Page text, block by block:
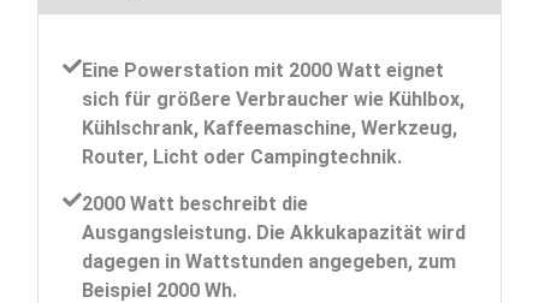
Eine Powerstation mit 2000 Watt eignet
sich für größere Verbraucher wie Kühlbox,
Kühlschrank, Kaffeemaschine, Werkzeug,
Router, Licht oder Campingtechnik.
2000 Watt beschreibt die
Ausgangsleistung. Die Akkukapazität wird
dagegen in Wattstunden angegeben, zum
Beispiel 2000 Wh.